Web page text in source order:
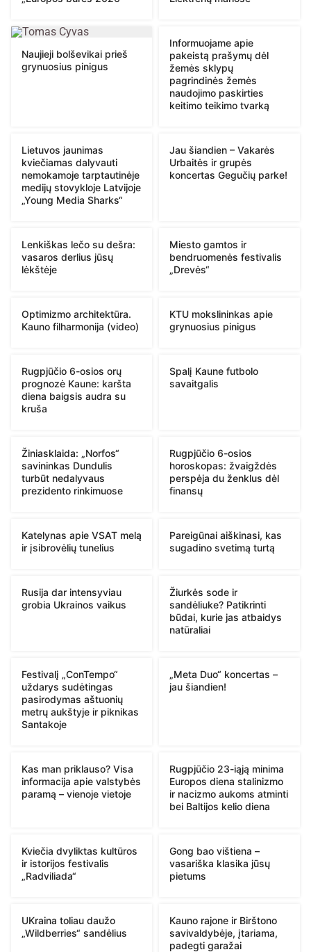
Naujieji bolševikai prieš
grynuosius pinigus
Informuojame apie
pakeistą prašymų dėl
žemės sklypų
pagrindinės žemės
naudojimo paskirties
keitimo teikimo tvarką
Lietuvos jaunimas
kviečiamas dalyvauti
nemokamoje tarptautinėje
medijų stovykloje Latvijoje
„Young Media Sharks“
Jau šiandien – Vakarės
Urbaitės ir grupės
koncertas Gegučių parke!
Lenkiškas lečo su dešra:
vasaros derlius jūsų
lėkštėje
Miesto gamtos ir
bendruomenės festivalis
„Drevės“
Optimizmo architektūra.
Kauno filharmonija (video)
KTU mokslininkas apie
grynuosius pinigus
Rugpjūčio 6-osios orų
prognozė Kaune: karšta
diena baigsis audra su
kruša
Spalį Kaune futbolo
savaitgalis
Žiniasklaida: „Norfos“
savininkas Dundulis
turbūt nedalyvaus
prezidento rinkimuose
Rugpjūčio 6-osios
horoskopas: žvaigždės
perspėja du ženklus dėl
finansų
Katelynas apie VSAT melą
ir įsibrovėlių tunelius
Pareigūnai aiškinasi, kas
sugadino svetimą turtą
Rusija dar intensyviau
grobia Ukrainos vaikus
Žiurkės sode ir
sandėliuke? Patikrinti
būdai, kurie jas atbaidys
natūraliai
Festivalį „ConTempo“
uždarys sudėtingas
pasirodymas aštuonių
metrų aukštyje ir piknikas
Santakoje
„Meta Duo“ koncertas –
jau šiandien!
Kas man priklauso? Visa
informacija apie valstybės
paramą – vienoje vietoje
Rugpjūčio 23-iąją minima
Europos diena stalinizmo
ir nacizmo aukoms atminti
bei Baltijos kelio diena
Kviečia dvyliktas kultūros
ir istorijos festivalis
„Radviliada“
Gong bao vištiena –
vasariška klasika jūsų
pietums
UKraina toliau daužo
„Wildberries“ sandėlius
Kauno rajone ir Birštono
savivaldybėje, įtariama,
padegti garažai